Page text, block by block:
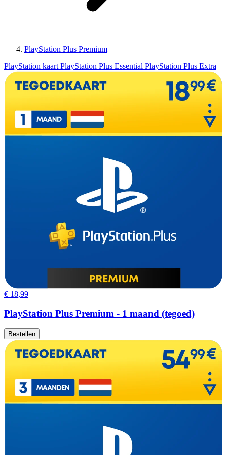
PlayStation Plus Premium
PlayStation kaart PlayStation Plus Essential PlayStation Plus Extra
€ 18,99
PlayStation Plus Premium - 1 maand (tegoed)
Bestellen